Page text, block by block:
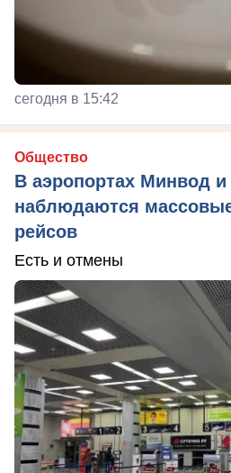
сегодня в 15:42
Общество
В аэропортах Минвод
наблюдаются
рейсов
Есть и отмены